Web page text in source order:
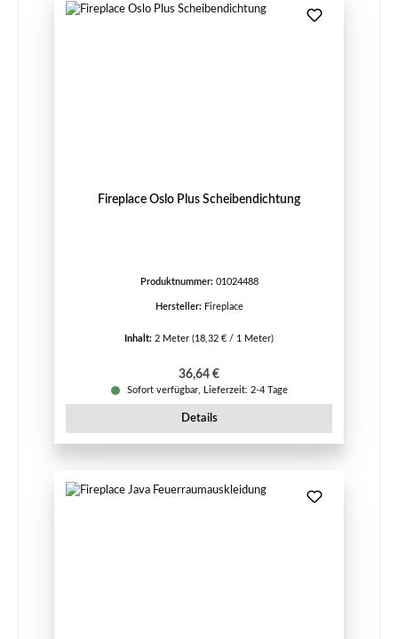
Fireplace Oslo Plus Scheibendichtung
Produktnummer: 01024488
Hersteller: Fireplace
Inhalt: 2 Meter (18,32 € / 1 Meter)
Regulärer Preis:
36,64 €
Sofort verfügbar, Lieferzeit: 2-4 Tage
Details